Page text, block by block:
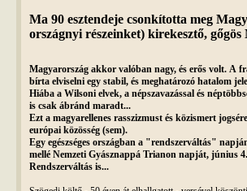
Ma 90 esztendeje csonkította meg
országnyi részeinket) kirekesztő, gőgös
Magyarország akkor valóban nagy, és erős volt. A
bírta elviselni egy stabil, és meghatározó hatalom
Hiába a Wilsoni elvek, a népszavazással és
is csak ábránd maradt...
Ezt a magyarellenes rasszizmust és közismert
európai közösség (sem).
Egy egészséges országban a "rendszerváltás"
mellé Nemzeti Gyásznappá Trianon napját, június
Rendszerváltás is...